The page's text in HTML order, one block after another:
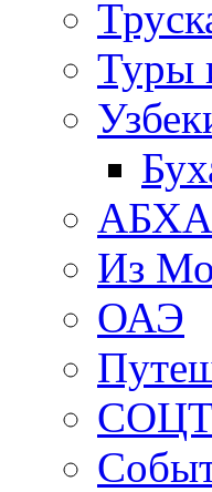
Туры
Из
ОАЭ